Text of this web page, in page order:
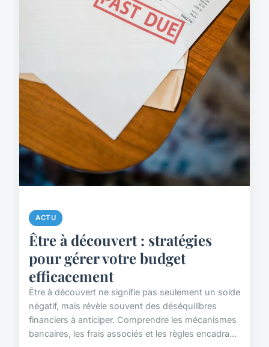
ACTU
Être à découvert : stratégies
pour gérer votre budget
efficacement
Être à découvert ne signifie pas seulement un solde
négatif, mais révèle souvent des déséquilibres
financiers à anticiper. Comprendre les mécanismes
bancaires, les frais associés et les règles encadra...